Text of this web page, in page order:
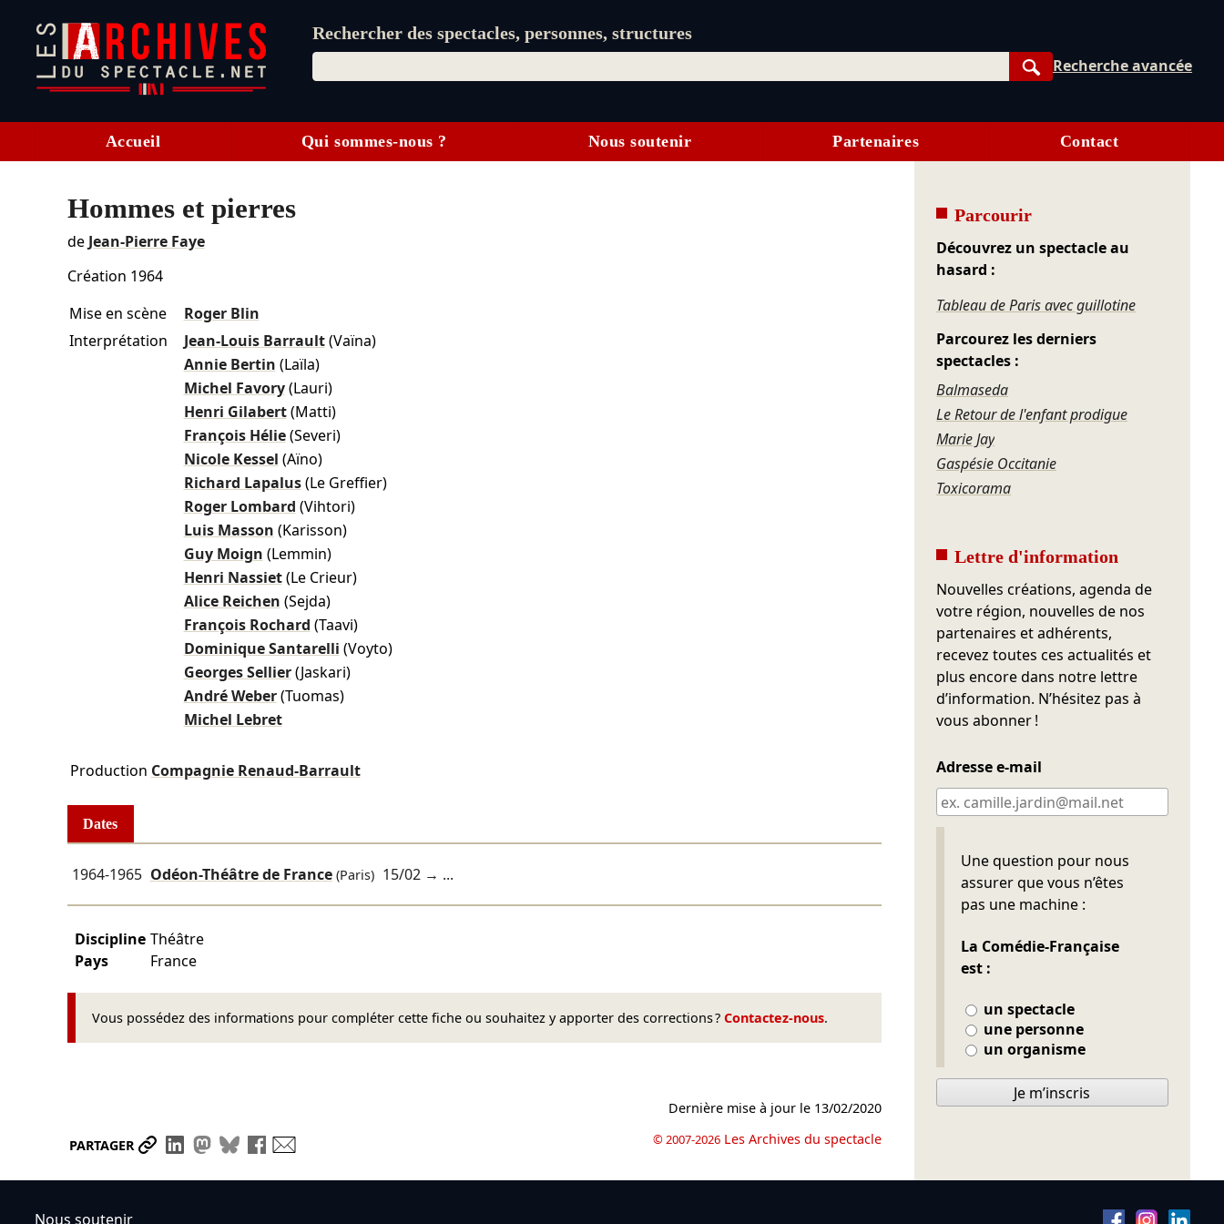
Rechercher des spectacles, personnes, structures
Rechercher
Recherche avancée
Accueil Qui sommes-nous ? Nous soutenir Partenaires Contact
Hommes et pierres
de Jean-Pierre Faye
Création 1964
Mise en scène
Roger Blin
Interprétation
Jean-Louis Barrault (Vaïna)
Annie Bertin (Laïla)
Michel Favory (Lauri)
Henri Gilabert (Matti)
François Hélie (Severi)
Nicole Kessel (Aïno)
Richard Lapalus (Le Greffier)
Roger Lombard (Vihtori)
Luis Masson (Karisson)
Guy Moign (Lemmin)
Henri Nassiet (Le Crieur)
Alice Reichen (Sejda)
François Rochard (Taavi)
Dominique Santarelli (Voyto)
Georges Sellier (Jaskari)
André Weber (Tuomas)
Michel Lebret
Production Compagnie Renaud-Barrault
Dates
1964-1965 Odéon-Théâtre de France(Paris) 15/02→ ...
Discipline Théâtre
Pays
France
Vous possédez des informations pour compléter cette fiche ou souhaitez y apporter des corrections ? Contactez-nous.
PARTAGER Partager le lien
Partager sur LinkedIn
Partager sur Mastodon
Partager sur Bluesky
Partager sur Facebook
Dernière mise à jour le 13/02/2020
© 2007-2026 Les Archives du spectacle
Parcourir
Découvrez un spectacle au
hasard :
Tableau de Paris avec guillotine
Parcourez les derniers
spectacles :
Balmaseda
Le Retour de l'enfant prodigue
Marie Jay
Gaspésie Occitanie
Toxicorama
Lettre d'information
Nouvelles créations, agenda de
votre région, nouvelles de nos
partenaires et adhérents,
recevez toutes ces actualités et
plus encore dans notre lettre
d’information. N’hésitez pas à
vous abonner !
Adresse e-mail
Une question pour nous
assurer que vous n’êtes
pas une machine :
La Comédie-Française
est :
un spectacle
une personne
un organisme
Ne pas remplir
Je m’inscris
Nous soutenir